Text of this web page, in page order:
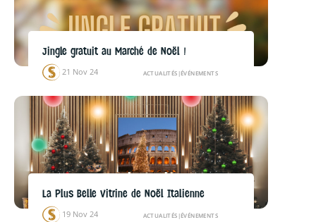
Jingle gratuit au Marché de Noël !
21 Nov 24 ACTUALITÉS |ÉVÉNEMENTS
La Plus Belle Vitrine de Noël Italienne
19 Nov 24 ACTUALITÉS |ÉVÉNEMENTS